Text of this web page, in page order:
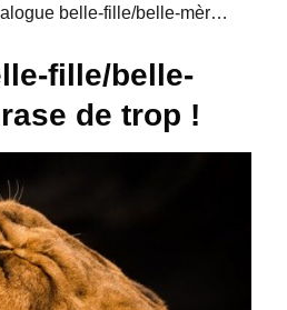
Dialogue belle-fille/belle-mère : la phrase de trop !
fille/belle-
de trop !